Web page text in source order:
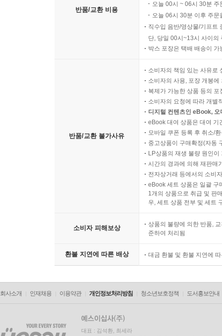
반품/교환 비용
오늘 00시 ~ 06시 30분
오늘 06시 30분 이후 주
직수입 음반/영상물/기프트
단, 당일 00시~13시 사이의
박스 포장은 택배 배송이
반품/교환 불가사유
소비자의 책임 있는 사유로
소비자의 사용, 포장 개봉
복제가 가능한 상품 등의
소비자의 요청에 따라 개별
디지털 컨텐츠인 eBook,
eBook 대여 상품은 대여 기
모바일 쿠폰 등록 후 취소/
중고상품이 구매확정(자동
LP상품의 재생 불량 원인
시간의 경과에 의해 재판매
전자상거래 등에서의 소비
eBook 세트 상품은 일괄 구
1개의 상품으로 취급 및 판
우, 세트 상품 전부 및 세트
소비자 피해보상
상품의 불량에 의한 반품,
준하여 처리됨
환불 지연에 따른 배상 대금 환불 및 환불 지연에
회사소개 인재채용 이용약관 개인정보처리방침 청소년보호정책 도서홍보안내
대표 : 김석환, 최세라